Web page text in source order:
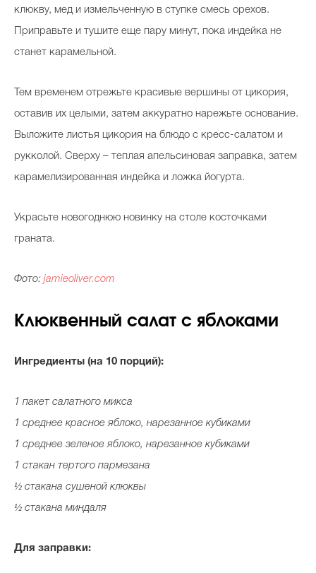
клюкву, мед и измельченную в ступке смесь орехов.
Приправьте и тушите еще пару минут, пока индейка не
станет карамельной.
Тем временем отрежьте красивые вершины от цикория,
оставив их целыми, затем аккуратно нарежьте основание.
Выложите листья цикория на блюдо с кресс-салатом и
рукколой. Сверху – теплая апельсиновая заправка, затем
карамелизированная индейка и ложка йогурта.
Украсьте новогоднюю новинку на столе косточками
граната.
Фото: jamieoliver.com
Клюквенный салат с яблоками
Ингредиенты (на 10 порций):
1 пакет салатного микса
1 среднее красное яблоко, нарезанное кубиками
1 среднее зеленое яблоко, нарезанное кубиками
1 стакан тертого пармезана
½ стакана сушеной клюквы
½ стакана миндаля
Для заправки: